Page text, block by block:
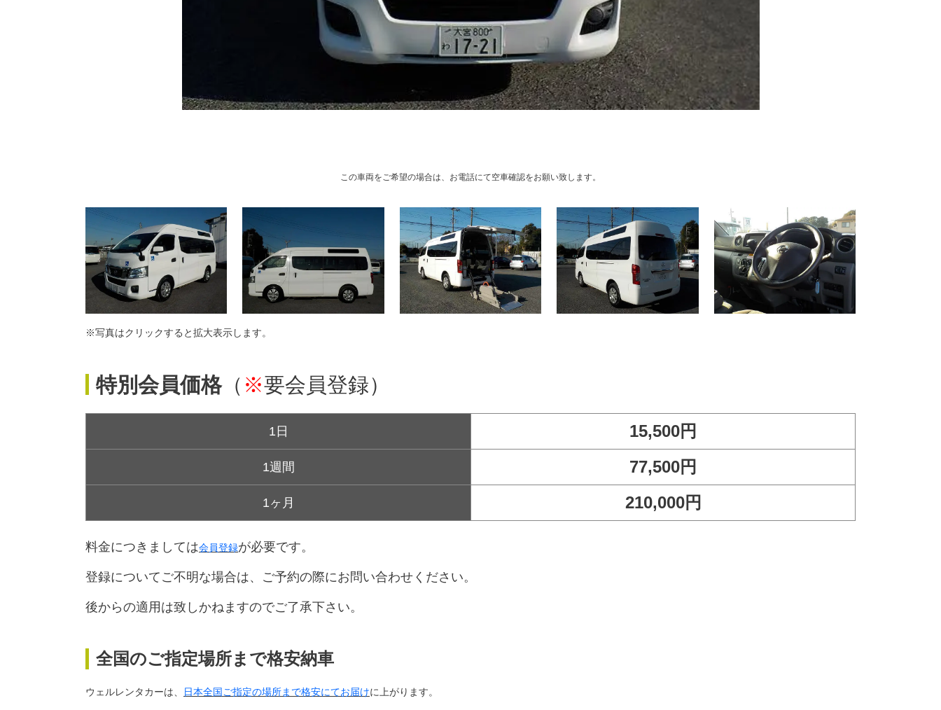
この車両をご希望の場合は、お電話にて空車確認をお願い致します。
※写真はクリックすると拡大表示します。
特別会員価格（ ※要会員登録）
1日 15,500円
1週間 77,500円
1ヶ月 210,000円
料金につきましては会員登録が必要です。
登録についてご不明な場合は、ご予約の際にお問い合わせください。
後からの適用は致しかねますのでご了承下さい。
全国のご指定場所まで格安納車
ウェルレンタカーは、 日本全国ご指定の場所まで格安にてお届けに上がります。